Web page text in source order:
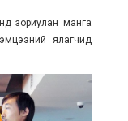
зориулан манга
ялагчид